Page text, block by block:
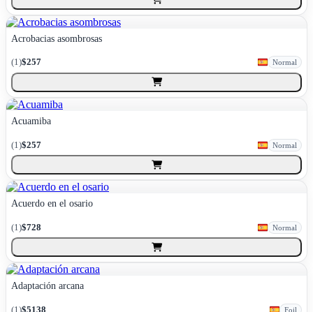
Acrobacias asombrosas
(1)$257 Normal
Acuamiba
(1)$257 Normal
Acuerdo en el osario
(1)$728 Normal
Adaptación arcana
(1)$5138 Foil